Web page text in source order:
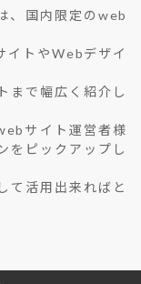
、国内限定のweb
イトやWebデザイ
まで幅広く紹介し
サイト運営者様
をピックアップし
て活用出来ればと